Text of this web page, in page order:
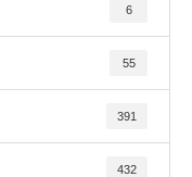
6
55
391
432